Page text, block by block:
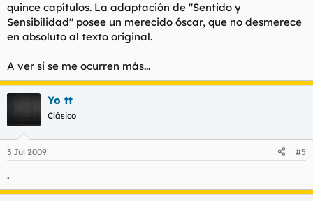
quince capítulos. La adaptación de "Sentido y
Sensibilidad" posee un merecido óscar, que no desmerece
en absoluto al texto original.
A ver si se me ocurren más...
Yo tt
Clásico
3 Jul 2009 #5
.